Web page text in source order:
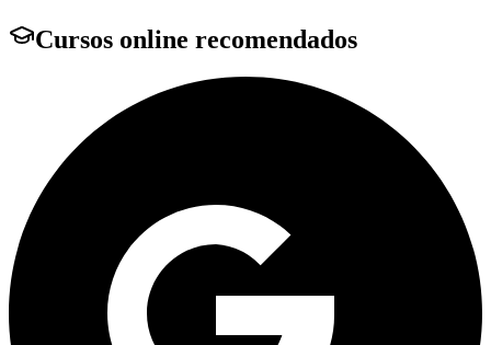
Cursos online recomendados